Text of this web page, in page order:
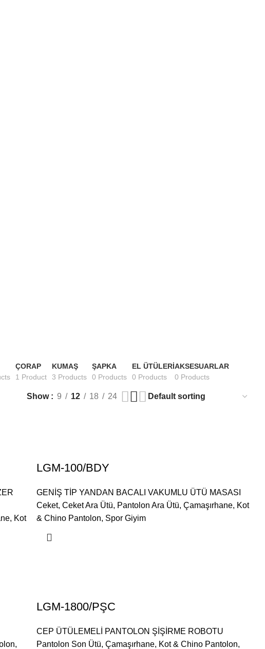
ÇORAP
1 Product
KUMAŞ
3 Products
ŞAPKA
0 Products
EL ÜTÜLERI
0 Products
AKSESUARLAR
0 Products
Show 9 12 18 24
, Kot
LGM-100/BDY
GENİŞ TİP YANDAN BACALI VAKUMLU ÜTÜ MASASI
Ceket,Ceket Ara Ütü, Pantolon Ara Ütü,Çamaşırhane, Kot
& Chino Pantolon, Spor Giyim
,
LGM-1800/PŞC
CEP ÜTÜLEMELİ PANTOLON ŞİŞİRME ROBOTU
Pantolon Son Ütü,Çamaşırhane, Kot & Chino Pantolon,